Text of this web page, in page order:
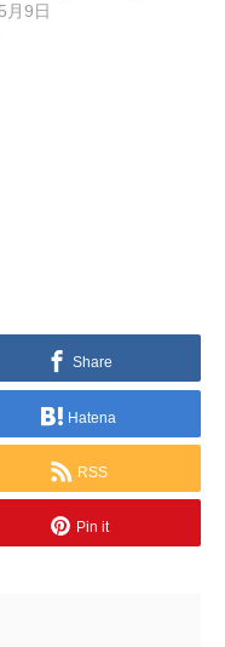
月9日
Share
Hatena
RSS
Pin it